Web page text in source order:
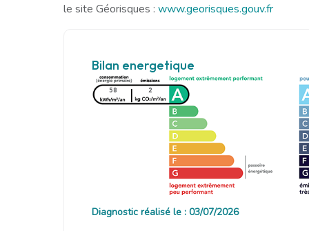
le site Géorisques : www.georisques.gouv.fr
Bilan energetique
58 2
Diagnostic réalisé le : 03/07/2026